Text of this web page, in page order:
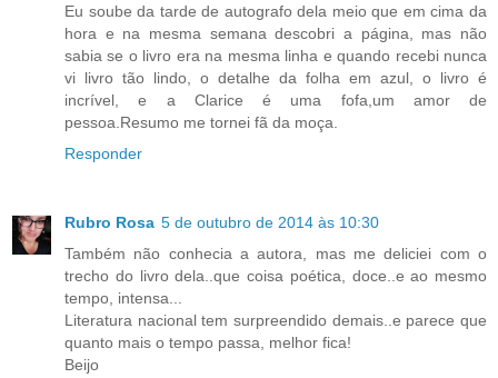
Eu soube da tarde de autografo dela meio que em cima da
hora e na mesma semana descobri a página, mas não
sabia se o livro era na mesma linha e quando recebi nunca
vi livro tão lindo, o detalhe da folha em azul, o livro é
incrível, e a Clarice é uma fofa,um amor de
pessoa.Resumo me tornei fã da moça.
Responder
Rubro Rosa 5 de outubro de 2014 às 10:30
Também não conhecia a autora, mas me deliciei com o
trecho do livro dela..que coisa poética, doce..e ao mesmo
tempo, intensa...
Literatura nacional tem surpreendido demais..e parece que
quanto mais o tempo passa, melhor fica!
Beijo